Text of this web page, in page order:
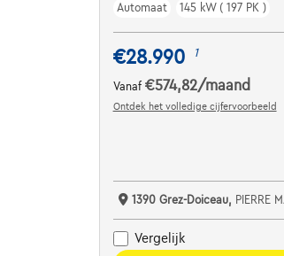
Automaat
145 kW ( 197 PK )
€28.990 1
Vanaf €574,82/maand
Ontdek het volledige cijfervoorbeeld
1390 Grez-Doiceau, PIERRE MALCORPS
Vergelijk